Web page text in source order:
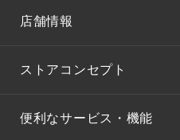
店舗情報
ストアコンセプト
便利なサービス・機能